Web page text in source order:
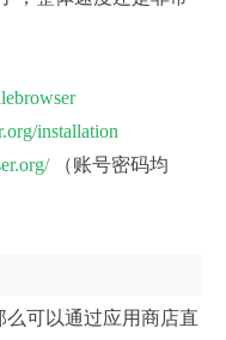
installation
（账号密码均
么可以通过应用商店直